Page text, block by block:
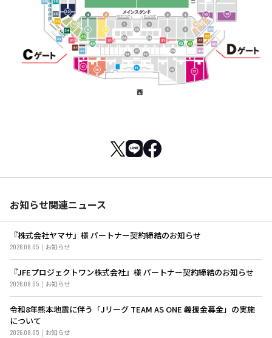
お知らせ関連ニュース
『株式会社ヤマサ』様 パートナー契約締結のお知らせ
2026.08.05 お知らせ
『JFEプロジェクトワン株式会社』様 パートナー契約締結のお知らせ
2026.08.05 お知らせ
令和8年熊本地震に伴う「Jリーグ TEAM AS ONE 義援金募金」の実施
について
2026.08.05 お知らせ